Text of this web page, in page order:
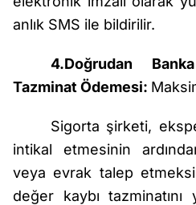
anlık SMS ile bildirilir.
4.Doğrudan
Tazminat Ödemesi:
Sigorta şirketi,
intikal etmesinin
veya evrak talep
değer kaybı